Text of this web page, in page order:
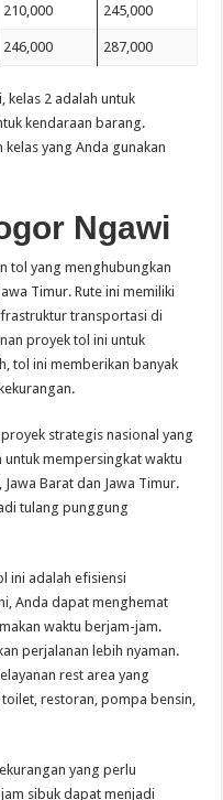
210,000 245,000
246,000 287,000
kelas 2 adalah untuk
kendaraan barang.
kelas yang Anda gunakan
Ngawi
tol yang menghubungkan
Timur. Rute ini memiliki
transportasi di
proyek tol ini untuk
tol ini memberikan banyak
strategis nasional yang
untuk mempersingkat waktu
Barat dan Jawa Timur.
tulang punggung
ini adalah efisiensi
Anda dapat menghemat
waktu berjam-jam.
perjalanan lebih nyaman.
rest area yang
restoran, pompa bensin,
yang perlu
sibuk dapat menjadi